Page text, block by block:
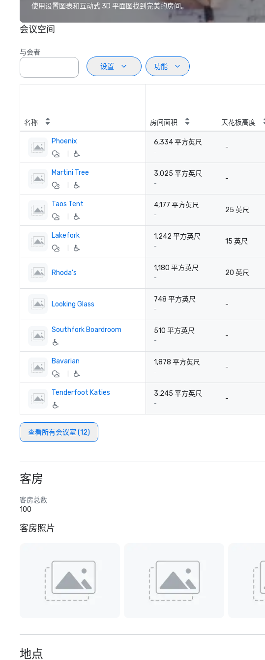
使用设置图表和互动式 3D 平面图找到完美的房间。
会议空间
与会者
设置
功能
名称 房间面积 天花板高度
Phoenix 6,334 平方英尺
-
-
Martini Tree 3,025 平方英尺
-
-
Taos Tent 4,177 平方英尺
-
25 英尺
Lakefork 1,242 平方英尺
-
15 英尺
Rhoda's
1,180 平方英尺
-
20 英尺
Looking Glass
748 平方英尺
-
-
Southfork Boardroom 510 平方英尺
-
-
Bavarian 1,878 平方英尺
-
-
Tenderfoot Katies 3,245 平方英尺
-
-
查看所有会议室 (12)
客房
客房总数
100
客房照片
地点